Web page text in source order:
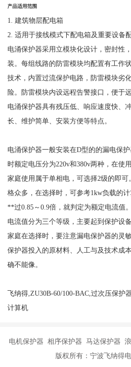
产品适用范围
1. 建筑物层配电箱
2. 适用于接线模式下配电箱及重要设备
电涌保护器采用立模块化设计，密封性
装。每组线路的防雷模块均配置有工作
技术，内置过流保护电路，防雷模块劣
险。防雷模块内设远程告警接口，便于
电涌保护器具有残压低、响应速度快、
长、维护简单、安装方便等特点。
电涌保护器一般安装在D型的的漏电保
时额定电压分为220v和380v两种，在使
家庭使用属于单相电，可选择2级的即
格众多，在选择时，可参考1kw负载的
**过0.85～0.9倍，就判定为额定电流值
电流值分为三个等级，主要起到保护设
家庭在选择时，要注意漏电保护器的灵
保护器投入的原材料、人工与及技术成
确不能像。
飞纳得,ZU30B-60/100-BAC,过次压保护
计算机
电机保护器 相序保护器 马达保护器
版权所有：宁波飞纳得